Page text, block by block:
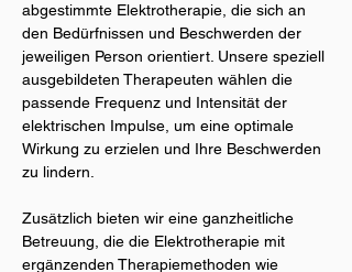
abgestimmte Elektrotherapie, die sich an
den Bedürfnissen und Beschwerden der
jeweiligen Person orientiert. Unsere speziell
ausgebildeten Therapeuten wählen die
passende Frequenz und Intensität der
elektrischen Impulse, um eine optimale
Wirkung zu erzielen und Ihre Beschwerden
zu lindern.
Zusätzlich bieten wir eine ganzheitliche
Betreuung, die die Elektrotherapie mit
ergänzenden Therapiemethoden wie